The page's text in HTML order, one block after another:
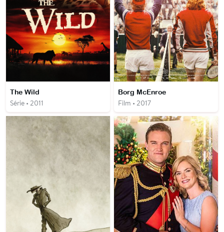
The Wild
Série • 2011
Borg McEnroe
Film • 2017